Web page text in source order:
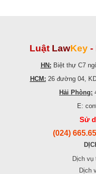
Luật LawKey -
HN: Biệt thự C7
HCM: 26 đường 04,
Hải Phòng:
E:
Sử
(024)
Dịch vụ
Dịch